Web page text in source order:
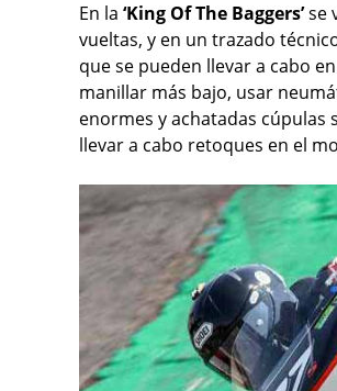
En la ‘King Of The Baggers’se
vueltas, y en un trazado
que se pueden llevar a cabo
manillar más bajo, usar
enormes y achatadas
llevar a cabo retoques en el